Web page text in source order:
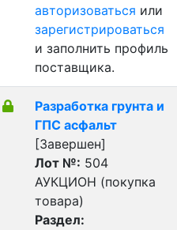
авторизоваться или
зарегистрироваться
и заполнить профиль
поставщика.
Разработка грунта и
ГПС асфальт
[Завершен]
Лот №: 504
АУКЦИОН (покупка
товара)
Раздел: